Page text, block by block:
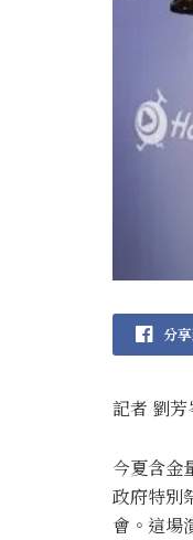
分
記者 劉
今夏含金
政府特別
會。這場